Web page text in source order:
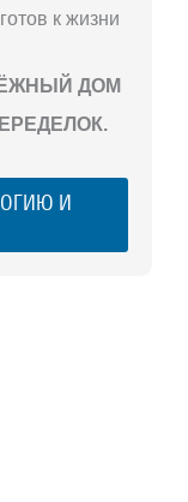
к жизни
ДОМ
И